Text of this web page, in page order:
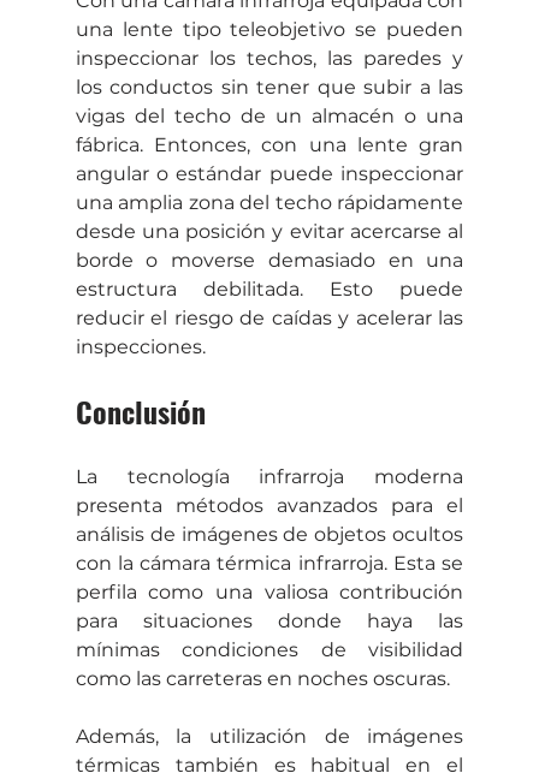
una lente tipo teleobjetivo se pueden
inspeccionar los techos, las paredes y
los conductos sin tener que subir a las
vigas del techo de un almacén o una
fábrica. Entonces, con una lente gran
angular o estándar puede inspeccionar
una amplia zona del techo rápidamente
desde una posición y evitar acercarse al
borde o moverse demasiado en una
estructura debilitada. Esto puede
reducir el riesgo de caídas y acelerar las
inspecciones.
Conclusión
La tecnología infrarroja moderna
presenta métodos avanzados para el
análisis de imágenes de objetos ocultos
con la cámara térmica infrarroja. Esta se
perfila como una valiosa contribución
para situaciones donde haya las
mínimas condiciones de visibilidad
como las carreteras en noches oscuras.
Además, la utilización de imágenes
térmicas también es habitual en el